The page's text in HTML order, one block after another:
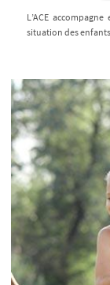
L’ACE
situation des